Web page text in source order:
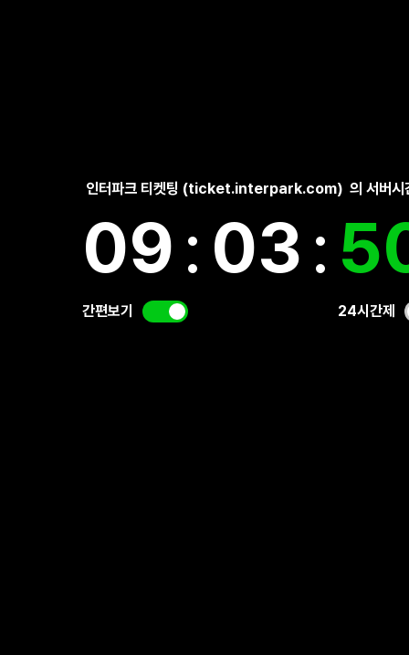
인터파크 티켓팅 (ticket.interpark.com) 의 서버시
09: 03:
간편보기 24시간제